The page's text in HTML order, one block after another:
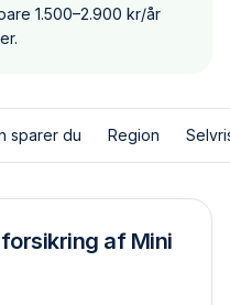
1.500–2.900 kr/år
sparer du Region
af Mini